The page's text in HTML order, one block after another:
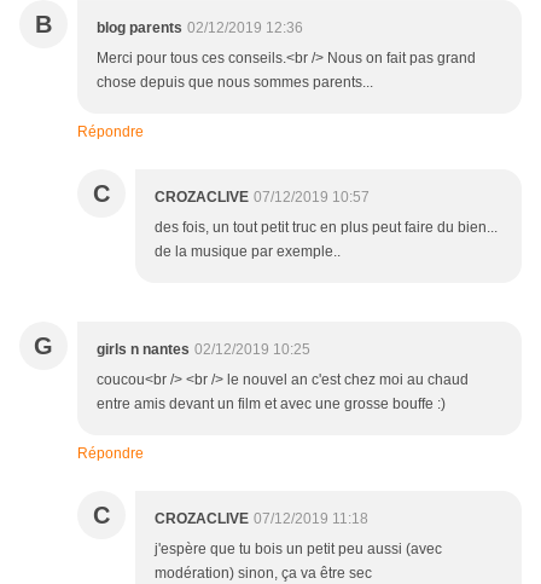
B blog parents 02/12/2019 12:36
Merci pour tous ces conseils.<br /> Nous on fait pas grand
chose depuis que nous sommes parents...
Répondre
C CROZACLIVE 07/12/2019 10:57
des fois, un tout petit truc en plus peut faire du bien...
de la musique par exemple..
G girls n nantes 02/12/2019 10:25
coucou<br /> <br /> le nouvel an c'est chez moi au chaud
entre amis devant un film et avec une grosse bouffe :)
Répondre
C CROZACLIVE 07/12/2019 11:18
j'espère que tu bois un petit peu aussi (avec
modération) sinon, ça va être sec